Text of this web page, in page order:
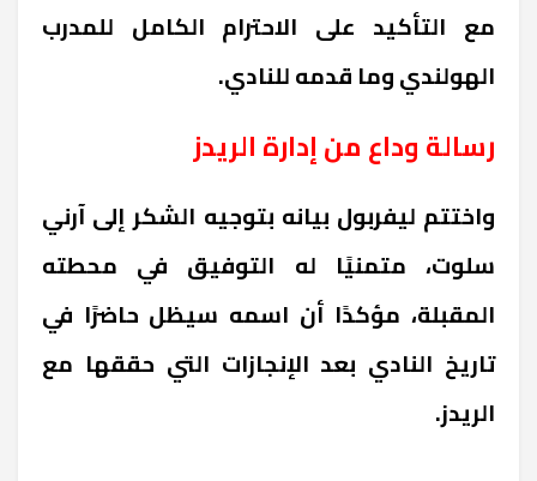
مع التأكيد على الاحترام الكامل للمدرب
الهولندي وما قدمه للنادي.
رسالة وداع من إدارة الريدز
واختتم ليفربول بيانه بتوجيه الشكر إلى آرني
سلوت، متمنيًا له التوفيق في محطته
المقبلة، مؤكدًا أن اسمه سيظل حاضرًا في
تاريخ النادي بعد الإنجازات التي حققها مع
الريدز.